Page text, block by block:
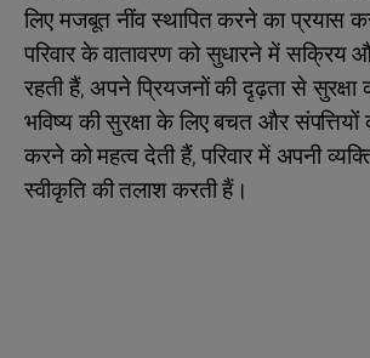
लिए मजबूत नींव स्थापित करने का प्रयास
परिवार के वातावरण को सुधारने में सक्रिय
रहती हैं, अपने प्रियजनों की दृढ़ता से
भविष्य की सुरक्षा के लिए बचत और
करने को महत्व देती हैं, परिवार में अपनी
स्वीकृति की तलाश करती हैं।